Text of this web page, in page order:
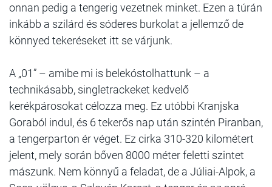
onnan pedig a tengerig vezetnek minket. Ezen a túrán
inkább a szilárd és sóderes burkolat a jellemző de
könnyed tekeréseket itt se várjunk.
A „01” – amibe mi is belekóstolhattunk – a
technikásabb, singletrackeket kedvelő
kerékpárosokat célozza meg. Ez utóbbi Kranjska
Goraból indul, és 6 tekerős nap után szintén Piranban,
a tengerparton ér véget. Ez cirka 310-320 kilométert
jelent, mely során bőven 8000 méter feletti szintet
mászunk. Nem könnyű a feladat, de a Júliai-Alpok, a